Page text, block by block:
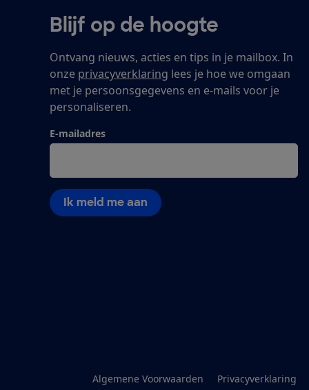
Blijf op de hoogte
Ontvang nieuws, acties en tips in je mailbox. In
onze privacyverklaring lees je hoe we omgaan
met je persoonsgegevens en e-mails voor je
personaliseren.
E-mailadres
Ik meld me aan
Algemene Voorwaarden Privacyverklaring